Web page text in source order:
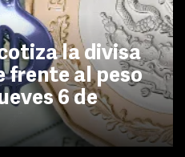
la divisa
frente al peso
6 de